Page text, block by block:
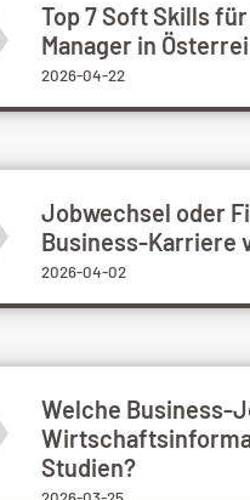
Top 7 Soft Skills
Manager in
2026-04-22
Jobwechsel oder
Business-Karriere
2026-04-02
Welche Business-
Studien?